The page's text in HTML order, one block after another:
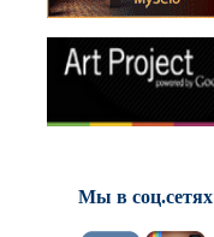
Мы в соц.сетях